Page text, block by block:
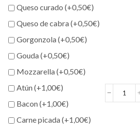
Queso curado (+0,50€)
Queso de cabra (+0,50€)
Gorgonzola (+0,50€)
Gouda (+0,50€)
Mozzarella (+0,50€)
Atún (+1,00€)
Bacon (+1,00€)
Carne picada (+1,00€)
Pizza